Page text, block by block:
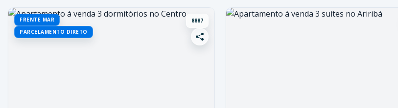
FRENTE MAR
PARCELAMENTO DIRETO
8887